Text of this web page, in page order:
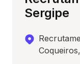
Sergipe